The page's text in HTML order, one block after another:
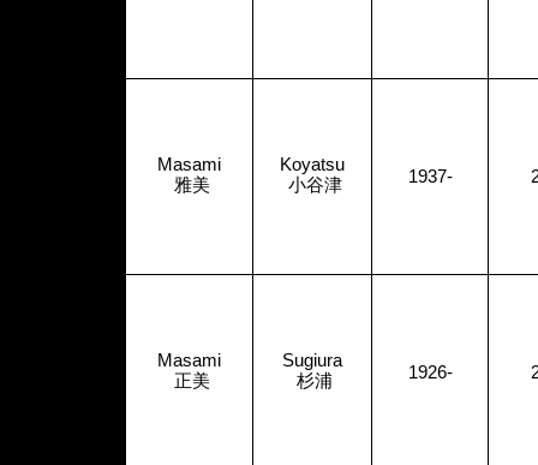
Masami
雅美
Koyatsu
小谷津
1937-
Masami
正美
Sugiura
杉浦
1926-